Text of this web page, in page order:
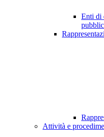
Enti di
Attività e